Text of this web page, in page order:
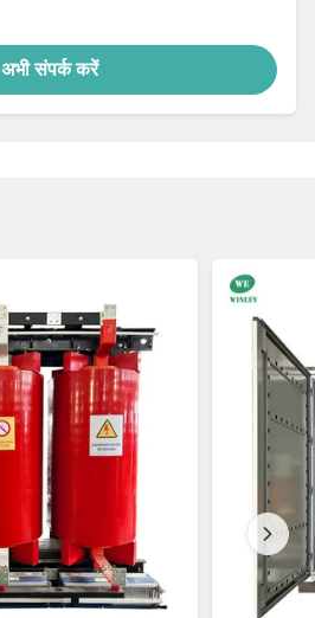
अभी संपर्क करें